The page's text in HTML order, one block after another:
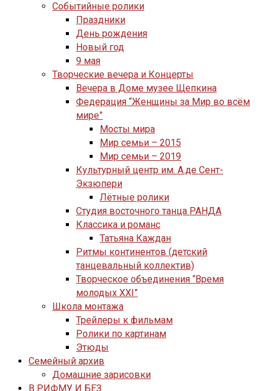
Событийные ролики
Праздники
День рождения
Новый год
9 мая
Творческие вечера и Концерты
Вечера в Доме музее Щепкина
Федерация “Женщины за Мир во всём
мире”
Мосты мира
Мир семьи – 2015
Мир семьи – 2019
Культурный центр им. А.де Сент-
Экзюпери
Лётные ролики
Студия восточного танца РАНДА
Классика и романс
Татьяна Каждан
Ритмы континентов (детский
танцевальный коллектив)
Творческое объединения “Время
молодых XXI”
Школа монтажа
Трейлеры к фильмам
Ролики по картинам
Этюды
Семейный архив
Домашние зарисовки
В РИФМУ И БЕЗ